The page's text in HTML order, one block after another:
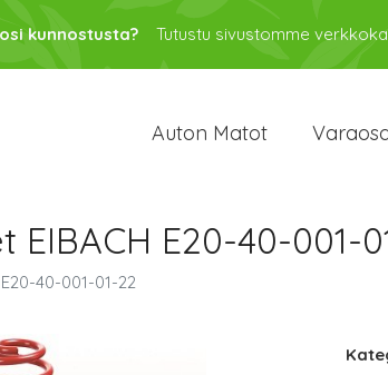
kunnostusta? Tutustu sivustomme
Auton Matot
E20-40-001-
40-001-01-22